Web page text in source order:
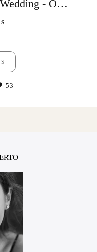
Editorial - Elopement Wedding - O Tempo
53